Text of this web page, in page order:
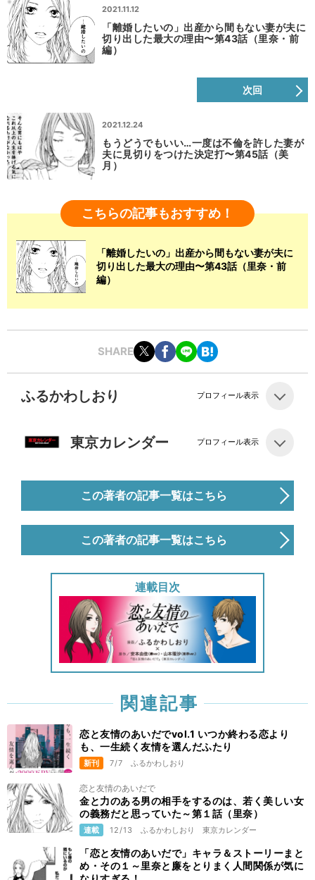
2021.11.12
「離婚したいの」出産から間もない妻が夫に
切り出した最大の理由〜第43話（里奈・前
編）
次回
2021.12.24
もうどうでもいい…一度は不倫を許した妻が
夫に見切りをつけた決定打〜第45話（美
月）
こちらの記事もおすすめ！
「離婚したいの」出産から間もない妻が夫に
切り出した最大の理由〜第43話（里奈・前
編）
SHARE
ふるかわしおり プロフィール表示
東京カレンダー プロフィール表示
この著者の記事一覧はこちら
この著者の記事一覧はこちら
連載目次
関連記事
恋と友情のあいだでvol.1 いつか終わる恋より
も、一生続く友情を選んだふたり
新刊 7/7 ふるかわしおり
恋と友情のあいだで
金と力のある男の相手をするのは、若く美しい女
の義務だと思っていた～第１話（里奈）
連載 12/13 ふるかわしおり 東京カレンダー
「恋と友情のあいだで」キャラ＆ストーリーまと
め・その１～里奈と廉をとりまく人間関係が気に